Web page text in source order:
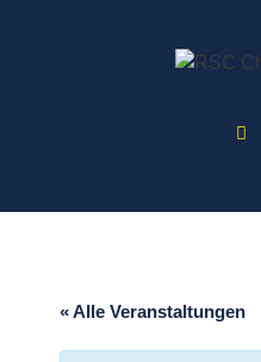
« Alle Veranstaltungen